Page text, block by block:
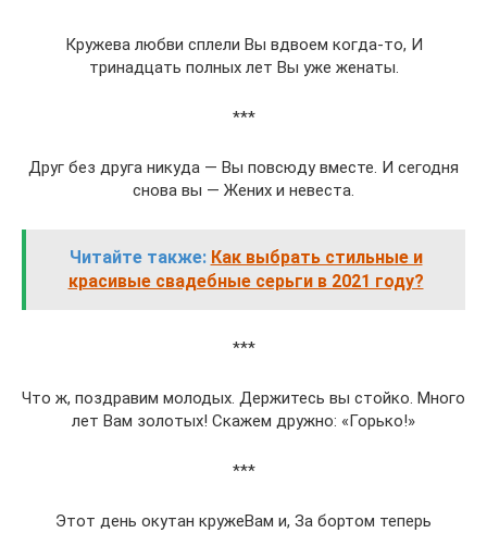
Кружева любви сплели Вы вдвоем когда-то, И
тринадцать полных лет Вы уже женаты.
***
Друг без друга никуда — Вы повсюду вместе. И сегодня
снова вы — Жених и невеста.
Читайте также: Как выбрать стильные и
красивые свадебные серьги в 2021 году?
***
Что ж, поздравим молодых. Держитесь вы стойко. Много
лет Вам золотых! Скажем дружно: «Горько!»
***
Этот день окутан кружеВам и, За бортом теперь